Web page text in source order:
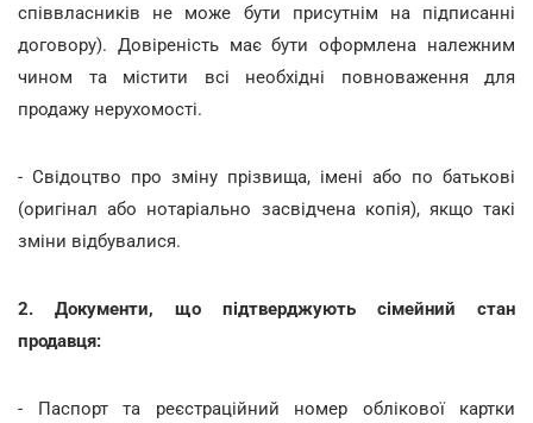
співвласників не може бути присутнім на підписанні
договору). Довіреність має бути оформлена належним
чином та містити всі необхідні повноваження для
продажу нерухомості.
- Свідоцтво про зміну прізвища, імені або по батькові
(оригінал або нотаріально засвідчена копія), якщо такі
зміни відбувалися.
2. Документи, що підтверджують сімейний стан
продавця:
- Паспорт та реєстраційний номер облікової картки